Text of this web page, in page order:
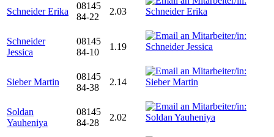
Schneider Erika
08145
84-22
2.03
Schneider
Jessica
08145
84-10
1.19
Sieber Martin
08145
84-38
2.14
Soldan
Yauheniya
08145
84-28
2.02